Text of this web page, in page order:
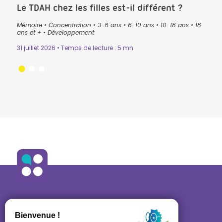
Le TDAH chez les filles est-il différent ?
Mémoire• Concentration • 3-6 ans• 6-10 ans• 10-18 ans• 18
ans et +• Développement
31 juillet 2026 • Temps de lecture : 5 mn
ALLO ORTHO